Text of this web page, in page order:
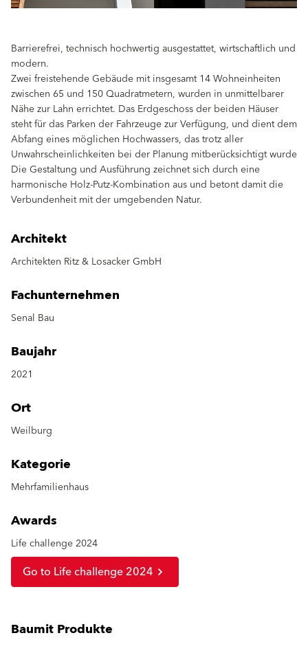
Barrierefrei, technisch hochwertig ausgestattet, wirtschaftlich und
modern.
Zwei freistehende Gebäude mit insgesamt 14 Wohneinheiten
zwischen 65 und 150 Quadratmetern, wurden in unmittelbarer
Nähe zur Lahn errichtet. Das Erdgeschoss der beiden Häuser
steht für das Parken der Fahrzeuge zur Verfügung, und dient dem
Abfang eines möglichen Hochwassers, das trotz aller
Unwahrscheinlichkeiten bei der Planung mitberücksichtigt wurde
Die Gestaltung und Ausführung zeichnet sich durch eine
harmonische Holz-Putz-Kombination aus und betont damit die
Verbundenheit mit der umgebenden Natur.
Architekt
Architekten Ritz & Losacker GmbH
Fachunternehmen
Senal Bau
Baujahr
2021
Ort
Weilburg
Kategorie
Mehrfamilienhaus
Awards
Life challenge 2024
Go to Life challenge 2024
Baumit Produkte